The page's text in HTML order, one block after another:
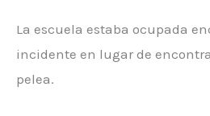
La escuela estaba ocupada
incidente en lugar de
pelea.